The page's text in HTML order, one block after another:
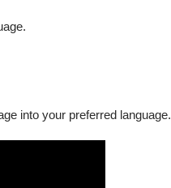
into your preferred language.